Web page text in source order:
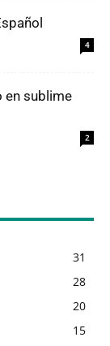
4
en sublime
2
31
28
20
15